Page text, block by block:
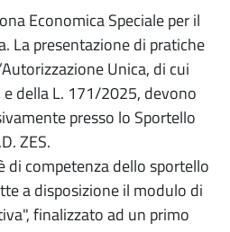
Economica Speciale per il
La presentazione di pratiche
Unica, di cui
della L. 171/2025, devono
presso lo Sportello
ZES.
di competenza dello sportello
a disposizione il modulo di
finalizzato ad un primo